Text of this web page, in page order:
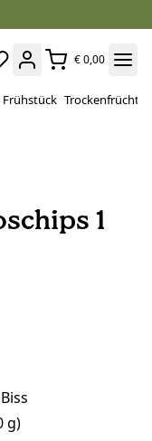
€ 0,00
Frühstück Trockenfrüchte
1
g)